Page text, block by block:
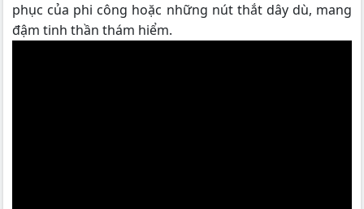
phục của phi công hoặc những nút thắt dây dù, mang
đậm tinh thần thám hiểm.